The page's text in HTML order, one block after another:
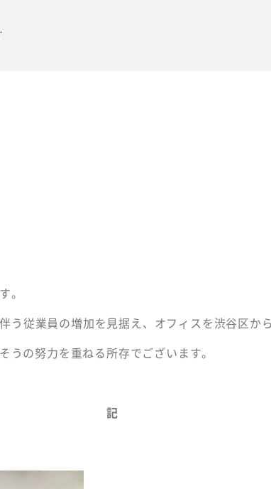
。
う従業員の増加を見据え、オフィスを渋谷区か
うの努力を重ねる所存でございます。
記